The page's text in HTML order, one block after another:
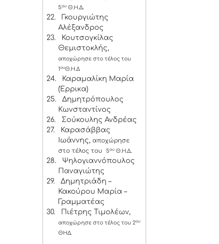
5ουΘ.Η.Δ.
22.
Γκουργιώτης
Αλέξανδρος
23.
Κουτσογκίλας
Θεμιστοκλής,
αποχώρησε στο τέλος του
1ουΘ.Η.Δ
24.
Καραμαλίκη Μαρία
(Έρρικα)
25.
Δημητρόπουλος
Κωνσταντίνος
26.
Σούκουλης Ανδρέας
27.
Καρασάββας
Ιωάννης, αποχώρησε
στο τέλος του
5ουΘ.Η.Δ.
28.
Ψηλογιαννόπουλος
Παναγιώτης
29.
Δημητριάδη –
Κακούρου Μαρία –
Γραμματέας
30.
Πιέτρης Τιμολέων,
αποχώρησε στο τέλος του 2ου
ΘΗΔ.